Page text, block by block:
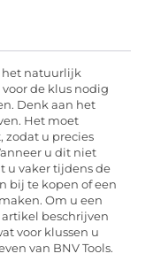
het natuurlijk
de klus nodig
Denk aan het
Het moet
u precies
u dit niet
u vaker tijdens de
bij te kopen of een
Om u een
beschrijven
voor klussen u
van BNV Tools.